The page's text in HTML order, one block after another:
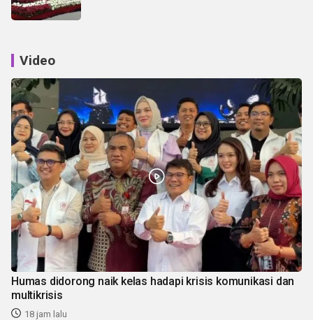
Video
Humas didorong naik kelas hadapi krisis komunikasi dan
multikrisis
18 jam lalu